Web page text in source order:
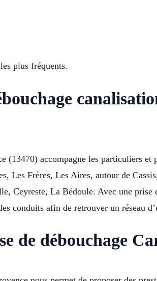
plus fréquents.
(13470) accompagne les particuliers
Les Frères, Les Aires, autour de
Ceyreste, La Bédoule. Avec une prise
conduits afin de retrouver un réseau
de débouchage